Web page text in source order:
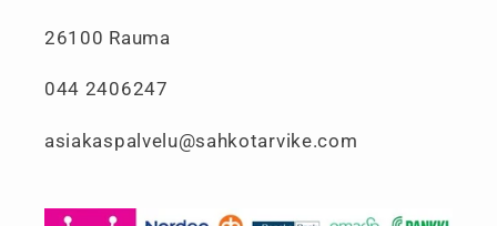
26100 Rauma
044 2406247
asiakaspalvelu@sahkotarvike.com